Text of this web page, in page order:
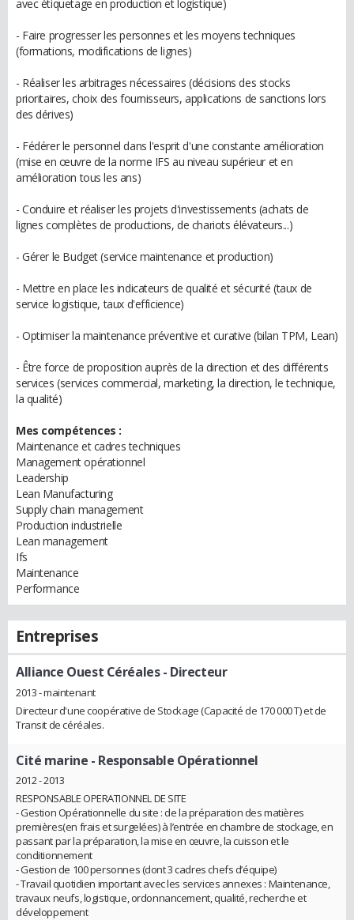
avec étiquetage en production et logistique)
- Faire progresser les personnes et les moyens techniques
(formations, modifications de lignes)
- Réaliser les arbitrages nécessaires (décisions des stocks
prioritaires, choix des fournisseurs, applications de sanctions lors
des dérives)
- Fédérer le personnel dans l'esprit d'une constante amélioration
(mise en œuvre de la norme IFS au niveau supérieur et en
amélioration tous les ans)
- Conduire et réaliser les projets d'investissements (achats de
lignes complètes de productions, de chariots élévateurs...)
- Gérer le Budget (service maintenance et production)
- Mettre en place les indicateurs de qualité et sécurité (taux de
service logistique, taux d'efficience)
- Optimiser la maintenance préventive et curative (bilan TPM, Lean)
- Être force de proposition auprès de la direction et des différents
services (services commercial, marketing, la direction, le technique,
la qualité)
Mes compétences :
Maintenance et cadres techniques
Management opérationnel
Leadership
Lean Manufacturing
Supply chain management
Production industrielle
Lean management
Ifs
Maintenance
Performance
Entreprises
Alliance Ouest Céréales- Directeur
2013 - maintenant
Directeur d'une coopérative de Stockage (Capacité de 170 000 T) et de
Transit de céréales.
Cité marine - Responsable Opérationnel
2012 - 2013
RESPONSABLE OPERATIONNEL DE SITE
- Gestion Opérationnelle du site : de la préparation des matières
premières(en frais et surgelées) à l’entrée en chambre de stockage, en
passant par la préparation, la mise en œuvre, la cuisson et le
conditionnement
- Gestion de 100 personnes (dont 3 cadres chefs d’équipe)
- Travail quotidien important avec les services annexes : Maintenance,
travaux neufs, logistique, ordonnancement, qualité, recherche et
développement